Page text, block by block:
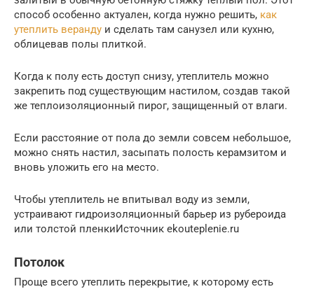
способ особенно актуален, когда нужно решить, как
утеплить веранду и сделать там санузел или кухню,
облицевав полы плиткой.
Когда к полу есть доступ снизу, утеплитель можно
закрепить под существующим настилом, создав такой
же теплоизоляционный пирог, защищенный от влаги.
Если расстояние от пола до земли совсем небольшое,
можно снять настил, засыпать полость керамзитом и
вновь уложить его на место.
Чтобы утеплитель не впитывал воду из земли,
устраивают гидроизоляционный барьер из рубероида
или толстой пленкиИсточник ekouteplenie.ru
Потолок
Проще всего утеплить перекрытие, к которому есть